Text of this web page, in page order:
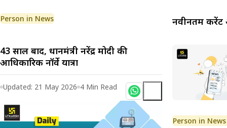
Person in News
43 साल बाद, प्रधानमंत्री नरेंद्र मोदी की
आधिकारिक नॉर्वे यात्रा
Updated: 21 May 2026 4 Min Read
नवीनतम करेंट
Person in News